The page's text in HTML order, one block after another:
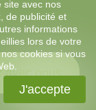
avec nous
site avec nos
de publicité et
informations
lors de votre
cookies si vous
J'accepte